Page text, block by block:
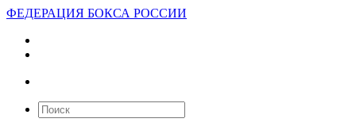
ФЕДЕРАЦИЯ БОКСА РОССИИ